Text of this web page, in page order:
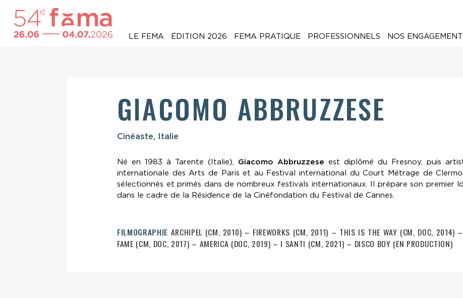
LE FEMA ÉDITION 2026 FEMA PRATIQUE PROFESSIONNELS NOS
GIACOMO ABBRUZZESE
Cinéaste, Italie
Né en 1983 à Tarente (Italie), Giacomo Abbruzzese est diplômé du Fresnoy, puis
internationale des Arts de Paris et au Festival international du Court Métrage de
sélectionnés et primés dans de nombreux festivals internationaux. Il prépare son premier
dans le cadre de la Résidence de la Cinéfondation du Festival de Cannes.
FILMOGRAPHIE ARCHIPEL (CM, 2010) – FIREWORKS (CM, 2011) – THIS IS THE WAY (CM, DOC, 2014)
FAME (CM, DOC, 2017) – AMERICA (DOC, 2019) – I SANTI (CM, 2021) – DISCO BOY (EN PRODUCTION)